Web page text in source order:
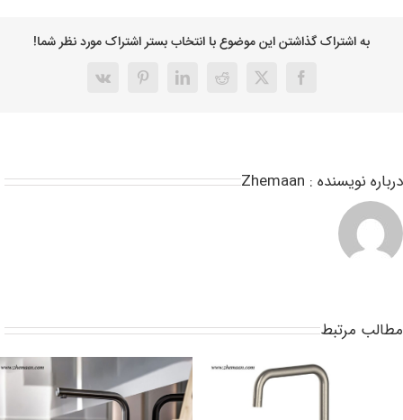
به اشتراک گذاشتن این موضوع با انتخاب بستر اشتراک مورد نظر شما!
نویسنده : Zhemaan
مرتبط